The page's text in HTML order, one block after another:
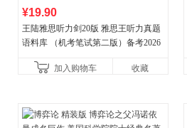
¥19.90
王陆雅思听力剑20版 雅思王听力真题
语料库 （机考笔试第二版）备考2026
新增在
加入购物车 收藏